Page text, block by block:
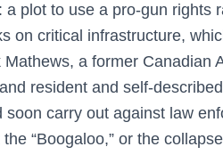
a plot to use a pro-gun rights
on critical infrastructure,
Mathews, a former Canadian
resident and self-
soon carry out against law
the “Boogaloo,” or the